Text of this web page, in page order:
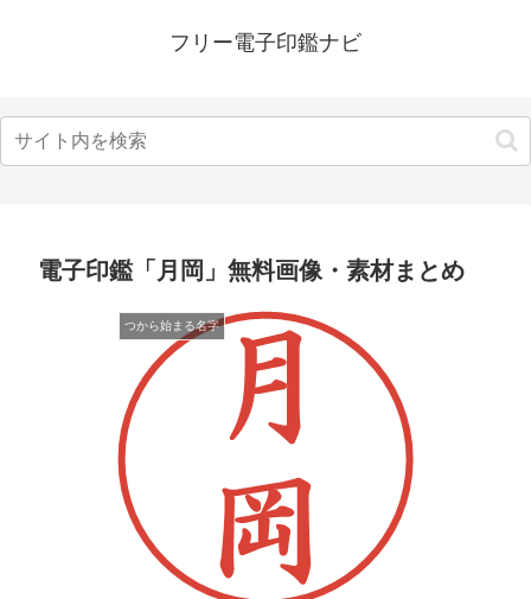
フリー電子印鑑ナビ
電子印鑑「月岡」無料画像・素材まとめ
つから始まる名字